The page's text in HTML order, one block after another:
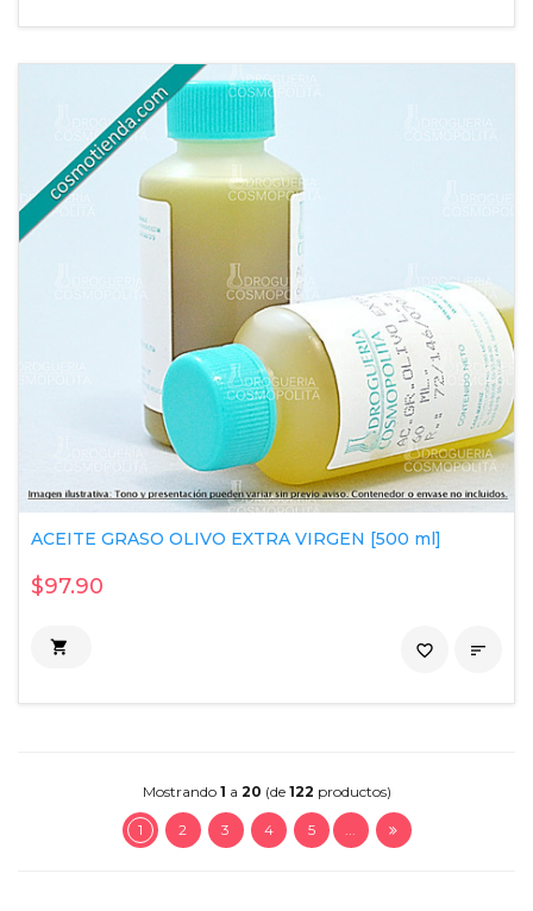
ACEITE GRASO OLIVO EXTRA VIRGEN [500 ml]
$97.90
 
favorite_border
Mostrando 1 a 20 (de 122 productos)
1 2 3 4 5 ...